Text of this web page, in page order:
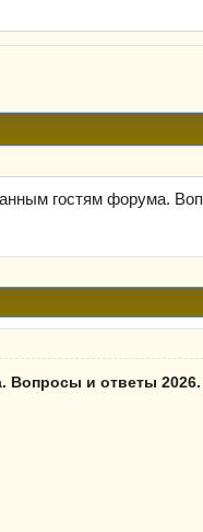
гостям форума.
Вопросы и ответы 2026.